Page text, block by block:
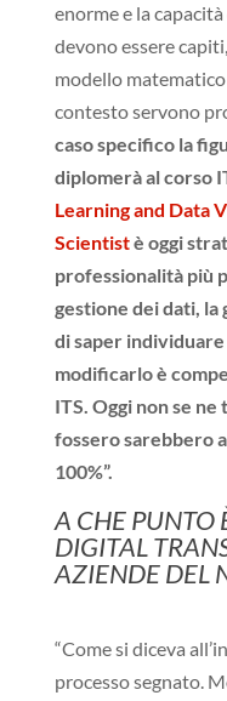
enorme e la
devono essere
modello
contesto servono
caso specifico la
diplomerà al corso
Learning and Data
Scientistè oggi
professionalità più
gestione dei dati, la
di saper
modificarlo è
ITS. Oggi non se
fossero sarebbero
100%”.
A CHE PUNTO
DIGITAL
AZIENDE DEL
“Come si diceva
processo segnato.